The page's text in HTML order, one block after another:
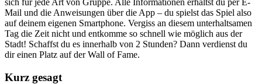
sich für jede Art von Gruppe. Alle Informationen erhältst du per E-
Mail und die Anweisungen über die App – du spielst das Spiel also
auf deinem eigenen Smartphone. Vergiss an diesem unterhaltsamen
Tag die Zeit nicht und entkomme so schnell wie möglich aus der
Stadt! Schaffst du es innerhalb von 2 Stunden? Dann verdienst du
dir einen Platz auf der Wall of Fame.
Kurz gesagt